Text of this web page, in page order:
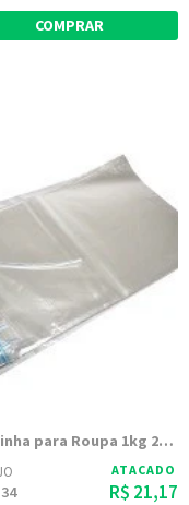
COMPRAR
Sacolinha para Roupa 1kg 20x30 Transparente PP Polipropileno
ATACADO
R$ 21,17